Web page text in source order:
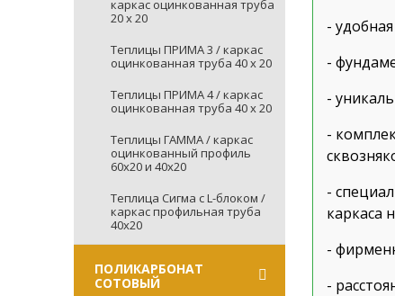
каркас оцинкованная труба
20 х 20
Теплицы ПРИМА 3 / каркас
оцинкованная труба 40 х 20
Теплицы ПРИМА 4 / каркас
оцинкованная труба 40 х 20
Теплицы ГАММА / каркас
оцинкованный профиль
60х20 и 40х20
Теплица Сигма с L-блоком /
каркас профильная труба
40х20
ПОЛИКАРБОНАТ
СОТОВЫЙ
-
-
-
-
-
каркаса
-
-